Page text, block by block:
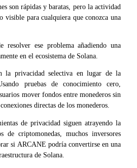
divisas, metales preciosos y materias
son rápidas y baratas, pero la actividad
visible para cualquiera que conozca una
resolver ese problema añadiendo una
en el ecosistema de Solana.
la privacidad selectiva en lugar de la
pruebas de conocimiento cero,
mover fondos entre monederos sin
directas de los monederos.
de privacidad siguen atrayendo la
de criptomonedas, muchos inversores
si ARCANE podría convertirse en una
de Solana.